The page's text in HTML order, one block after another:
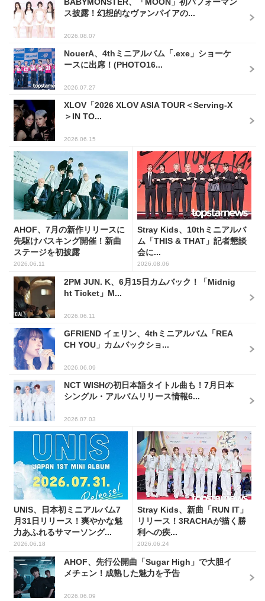
ス披露！幻想的なヴァンパイアの...
2026.08.07
NouerA、4thミニアルバム「.exe」ショーケ
ースに出席！(PHOTO16...
2026.07.27
XLOV「2026 XLOV ASIA TOUR＜Serving-X
＞IN TO...
2026.06.15
AHOF、7月の新作リリースに
先駆けバスキング開催！新曲
ステージを初披露
2026.06.11
Stray Kids、10thミニアルバ
ム「THIS & THAT」記者懇談
会に...
2026.08.06
2PM JUN. K、6月15日カムバック！「Midnig
ht Ticket」M...
2026.06.11
GFRIEND イェリン、4thミニアルバム「REA
CH YOU」カムバックショ...
2026.06.09
NCT WISHの初日本語タイトル曲も！7月日本
シングル・アルバムリリース情報6...
2026.07.03
UNIS、日本初ミニアルバム7
月31日リリース！爽やかな魅
力あふれるサマーソング...
2026.06.18
Stray Kids、新曲「RUN IT」
リリース！3RACHAが描く勝
利への疾...
2026.06.24
AHOF、先行公開曲「Sugar High」で大胆イ
メチェン！成熟した魅力を予告
2026.06.09